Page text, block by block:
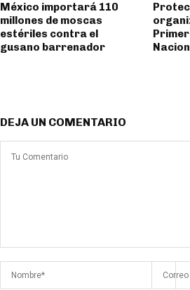
México importará 110
millones de moscas
estériles contra el
gusano barrenador
DEJA UN COMENTARIO